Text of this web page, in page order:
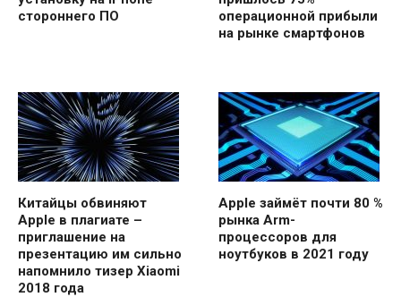
стороннего ПО
операционной прибыли
на рынке смартфонов
Китайцы обвиняют
Apple в плагиате –
приглашение на
презентацию им сильно
напомнило тизер Xiaomi
2018 года
Apple займёт почти 80 %
рынка Arm-
процессоров для
ноутбуков в 2021 году